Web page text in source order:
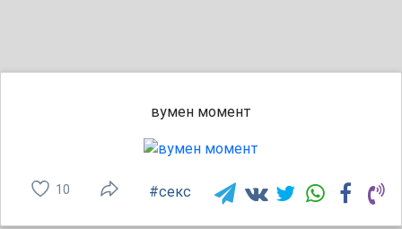
вумен момент
10 #секс